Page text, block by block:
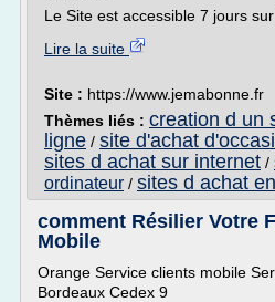
Le Site est accessible 7 jours
Lire la suite
Site : https://www.jemabonne.fr
Thèmes liés : creation d un
ligne / site d'achat
sites d achat sur internet /
ordinateur / sites d achat
comment Résilier Votre
Mobile
Orange Service clients mobile
Bordeaux Cedex 9